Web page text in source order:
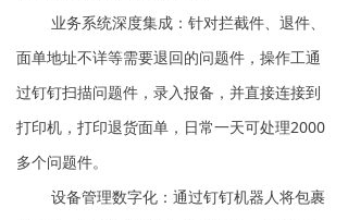
业务系统深度集成：针对拦截件、退件、
面单地址不详等需要退回的问题件，操作工通
过钉钉扫描问题件，录入报备，并直接连接到
打印机，打印退货面单，日常一天可处理2000
多个问题件。
设备管理数字化：通过钉钉机器人将包裹